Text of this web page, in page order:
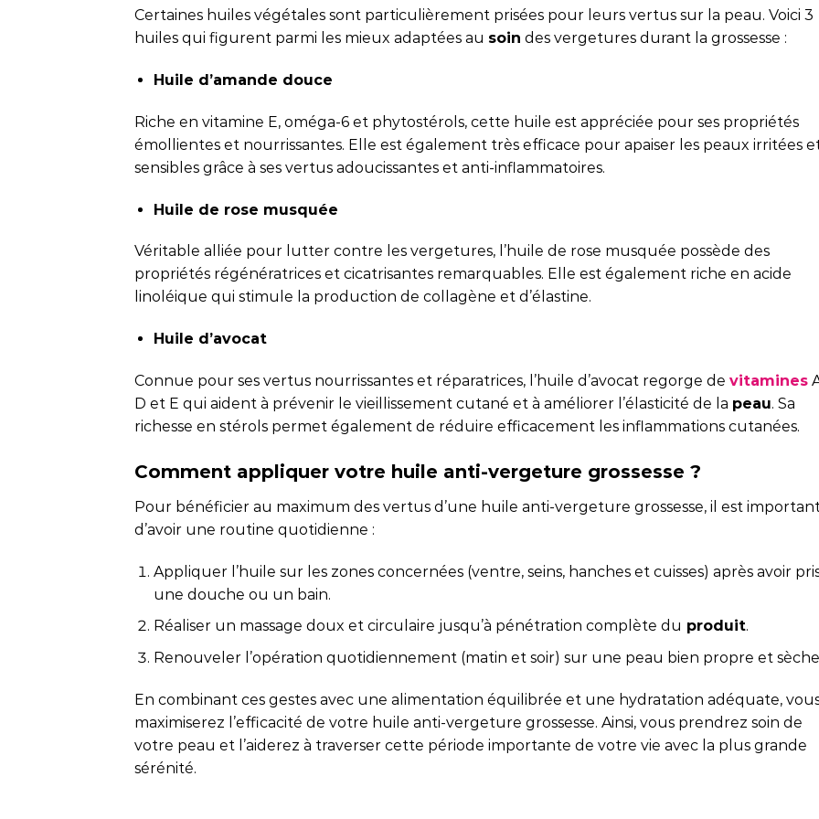
Certaines huiles végétales sont particulièrement prisées pour leurs vertus sur la peau. Voici 3
huiles qui figurent parmi les mieux adaptées au soin des vergetures durant la grossesse :
Huile d’amande douce
Riche en vitamine E, oméga-6 et phytostérols, cette huile est appréciée pour ses propriétés
émollientes et nourrissantes. Elle est également très efficace pour apaiser les peaux irritées
sensibles grâce à ses vertus adoucissantes et anti-inflammatoires.
Huile de rose musquée
Véritable alliée pour lutter contre les vergetures, l’huile de rose musquée possède des
propriétés régénératrices et cicatrisantes remarquables. Elle est également riche en acide
linoléique qui stimule la production de collagène et d’élastine.
Huile d’avocat
Connue pour ses vertus nourrissantes et réparatrices, l’huile d’avocat regorge de vitamines
D et E qui aident à prévenir le vieillissement cutané et à améliorer l’élasticité de la peau. Sa
richesse en stérols permet également de réduire efficacement les inflammations cutanées.
Comment appliquer votre huile anti-vergeture grossesse ?
Pour bénéficier au maximum des vertus d’une huile anti-vergeture grossesse, il est
d’avoir une routine quotidienne :
Appliquer l’huile sur les zones concernées (ventre, seins, hanches et cuisses) après avoir
une douche ou un bain.
Réaliser un massage doux et circulaire jusqu’à pénétration complète du produit.
Renouveler l’opération quotidiennement (matin et soir) sur une peau bien propre et
En combinant ces gestes avec une alimentation équilibrée et une hydratation adéquate,
maximiserez l’efficacité de votre huile anti-vergeture grossesse. Ainsi, vous prendrez soin de
votre peau et l’aiderez à traverser cette période importante de votre vie avec la plus grande
sérénité.